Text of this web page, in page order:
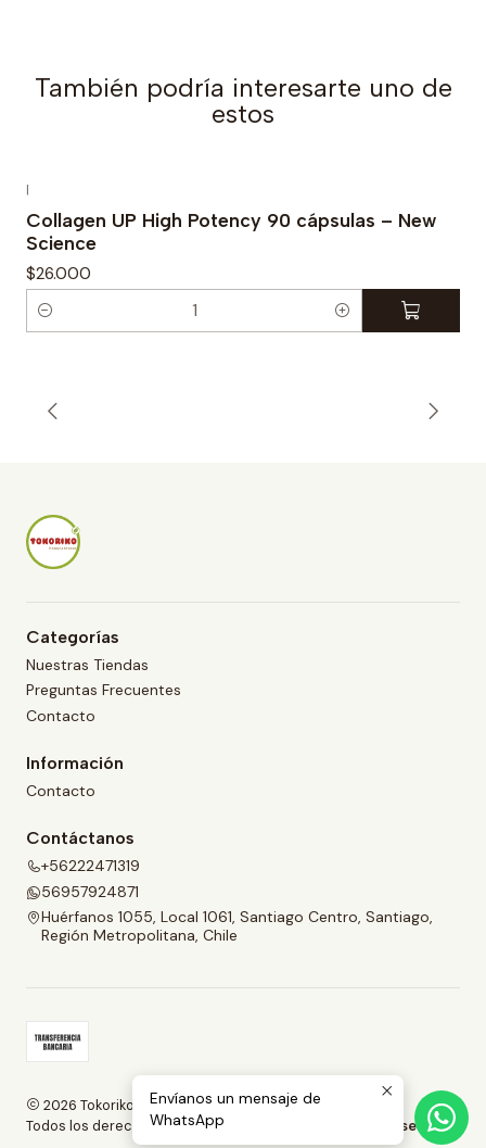
También podría interesarte uno de
estos
|
Collagen UP High Potency 90 cápsulas – New
Science
$26.000
d
Categorías
Nuestras Tiendas
Preguntas Frecuentes
Contacto
Información
Contacto
Contáctanos
+56222471319
56957924871
Huérfanos 1055, Local 1061, Santiago Centro, Santiago,
Región Metropolitana, Chile
2026 Tokoriko.
Todos los derechos reservados.
Desarrollado por Jumpseller.
Envíanos un mensaje de
WhatsApp